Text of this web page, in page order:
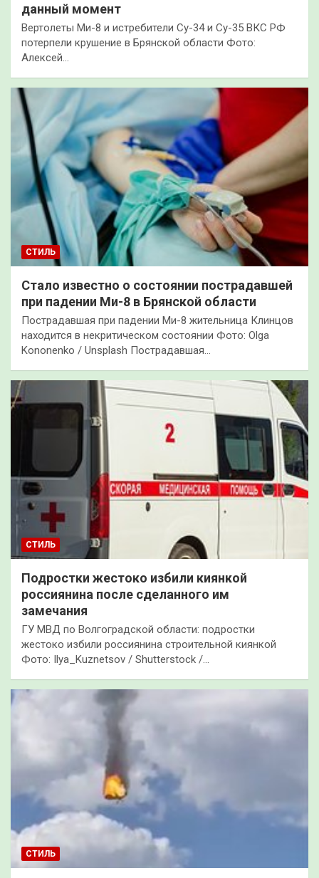
данный момент
Вертолеты Ми-8 и истребители Су-34 и Су-35 ВКС РФ
потерпели крушение в Брянской области Фото:
Алексей…
СТИЛЬ
Стало известно о состоянии пострадавшей
при падении Ми-8 в Брянской области
Пострадавшая при падении Ми-8 жительница Клинцов
находится в некритическом состоянии Фото: Olga
Kononenko / Unsplash Пострадавшая…
СТИЛЬ
Подростки жестоко избили киянкой
россиянина после сделанного им
замечания
ГУ МВД по Волгоградской области: подростки
жестоко избили россиянина строительной киянкой
Фото: Ilya_Kuznetsov / Shutterstock /…
СТИЛЬ